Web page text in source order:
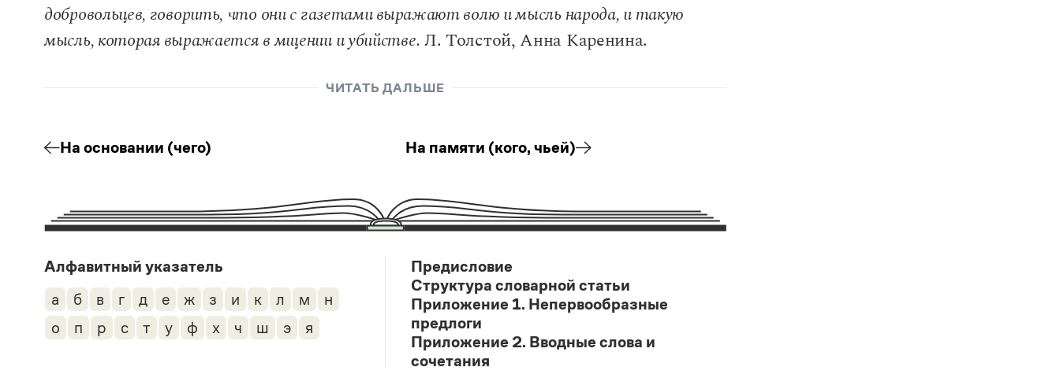
добровольцев, говорить, что они с газетами выражают волю и мысль народа, и такую
мысль, которая выражается в мщении и убийстве. Л. Толстой, Анна Каренина.
ЧИТАТЬ ДАЛЬШЕ
На основании (чего) На памяти (кого, чьей)
Алфавитный указатель
а
б в г д е ж з и к л м
н
о
п р с т у ф х ч ш э я
Предисловие
Структура словарной статьи
Приложение 1. Непервообразные
предлоги
Приложение 2. Вводные слова и
сочетания